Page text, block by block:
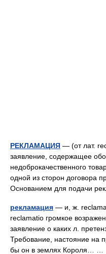
РЕКЛАМАЦИЯ — (от лат.
заявление, содержащее
недоброкачественного
одной из сторон договора
Основанием для подачи
рекламация — и, ж.
reclamatio громкое
заявление о каких л.
Требование, настояние на
бы он в землях Короля… …